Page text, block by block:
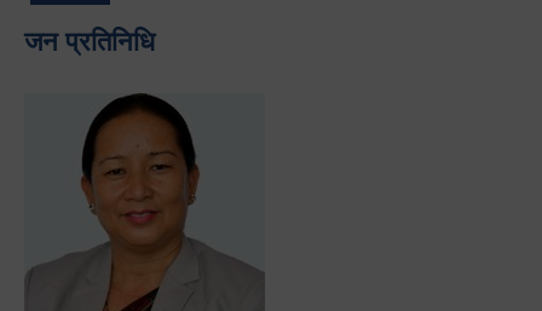
जन प्रतिनिधि